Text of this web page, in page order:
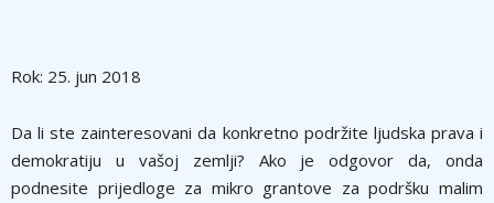
Rok: 25. jun 2018
Da li ste zainteresovani da konkretno podržite ljudska prava i
demokratiju u vašoj zemlji? Ako je odgovor da, onda
podnesite prijedloge za mikro grantove za podršku malim